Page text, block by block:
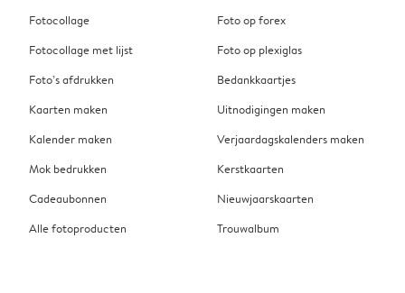
Fotocollage
Fotocollage met lijst
Foto’s afdrukken
Kaarten maken
Kalender maken
Mok bedrukken
Cadeaubonnen
Alle fotoproducten
Foto op forex
Foto op plexiglas
Bedankkaartjes
Uitnodigingen maken
Verjaardagskalenders maken
Kerstkaarten
Nieuwjaarskaarten
Trouwalbum